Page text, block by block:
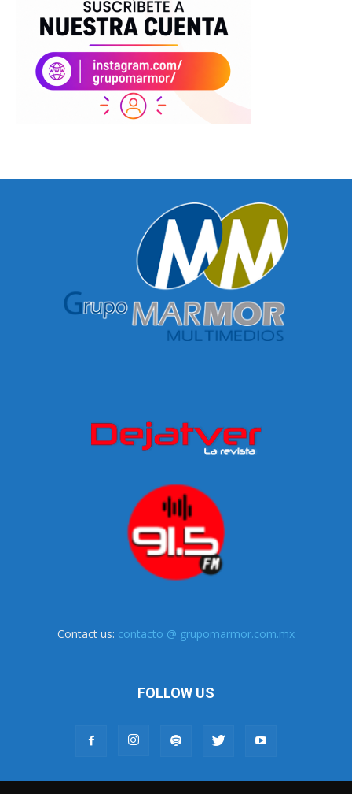
Contact us: contacto @ grupomarmor.com.mx
FOLLOW US